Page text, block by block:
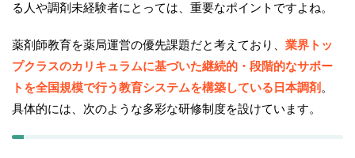
る人や調剤未経験者にとっては、重要なポイントですよね。
薬剤師教育を薬局運営の優先課題だと考えており、 業界トッ
プクラスのカリキュラムに基づいた継続的・段階的なサポー
トを全国規模で行う教育システムを構築している日本調剤 。
具体的には、次のような多彩な研修制度を設けています。